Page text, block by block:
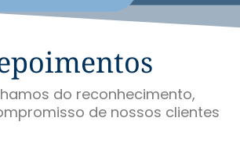
do reconhecimento,
de nossos clientes